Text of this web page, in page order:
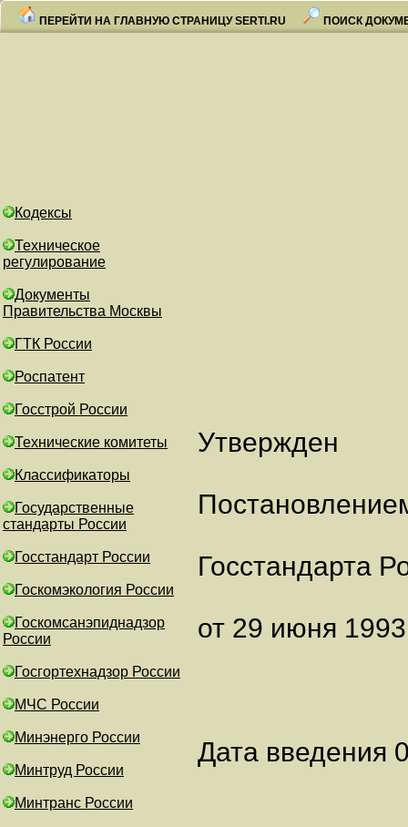
ПЕРЕЙТИ НА ГЛАВНУЮ СТРАНИЦУ SERTI.RU ПОИСК
Кодексы
Техническое
регулирование
Документы
Правительства Москвы
ГТК России
Роспатент
Госстрой России
Технические комитеты
Классификаторы
Государственные
стандарты России
Госстандарт России
Госкомэкология России
Госкомсанэпиднадзор
России
Госгортехнадзор России
МЧС России
Минэнерго России
Минтруд России
Минтранс России
Утвержден
Госстандарта
от 29 июня 1993
Дата введения